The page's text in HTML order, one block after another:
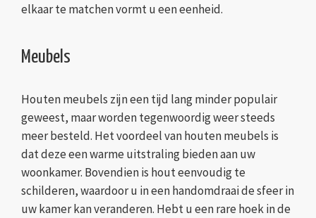
elkaar te matchen vormt u een eenheid.
Meubels
Houten meubels zijn een tijd lang minder populair
geweest, maar worden tegenwoordig weer steeds
meer besteld. Het voordeel van houten meubels is
dat deze een warme uitstraling bieden aan uw
woonkamer. Bovendien is hout eenvoudig te
schilderen, waardoor u in een handomdraai de sfeer in
uw kamer kan veranderen. Hebt u een rare hoek in de